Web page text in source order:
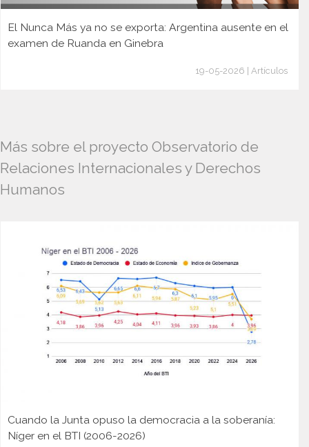
El Nunca Más ya no se exporta: Argentina ausente en el
examen de Ruanda en Ginebra
19-05-2026 | Artículos
Más sobre el proyecto Observatorio de
Relaciones Internacionales y Derechos
Humanos
Cuando la Junta opuso la democracia a la soberanía:
Níger en el BTI (2006-2026)